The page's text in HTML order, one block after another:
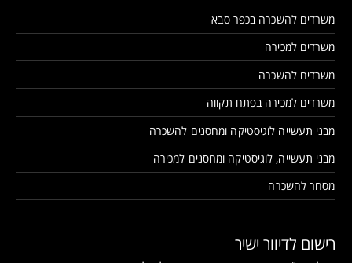
משרדים להשכרה בכפר סבא
משרדים למכירה
משרדים להשכרה
משרדים למכירה בפתח תקווה
מבני תעשייה לוגיסטיקה ומחסנים להשכרה
מבני תעשייה, לוגיסטיקה ומחסנים למכירה
מסחר להשכרה
רישום לדיוור ישיר